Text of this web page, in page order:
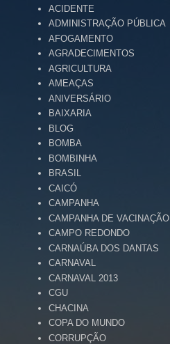
ACIDENTE
ADMINISTRAÇÃO PÚBLICA
AFOGAMENTO
AGRADECIMENTOS
AGRICULTURA
AMEAÇAS
ANIVERSÁRIO
BAIXARIA
BLOG
BOMBA
BOMBINHA
BRASIL
CAICÓ
CAMPANHA
CAMPANHA DE VACINAÇÃO
CAMPO REDONDO
CARNAÚBA DOS DANTAS
CARNAVAL
CARNAVAL 2013
CGU
CHACINA
COPA DO MUNDO
CORRUPÇÃO